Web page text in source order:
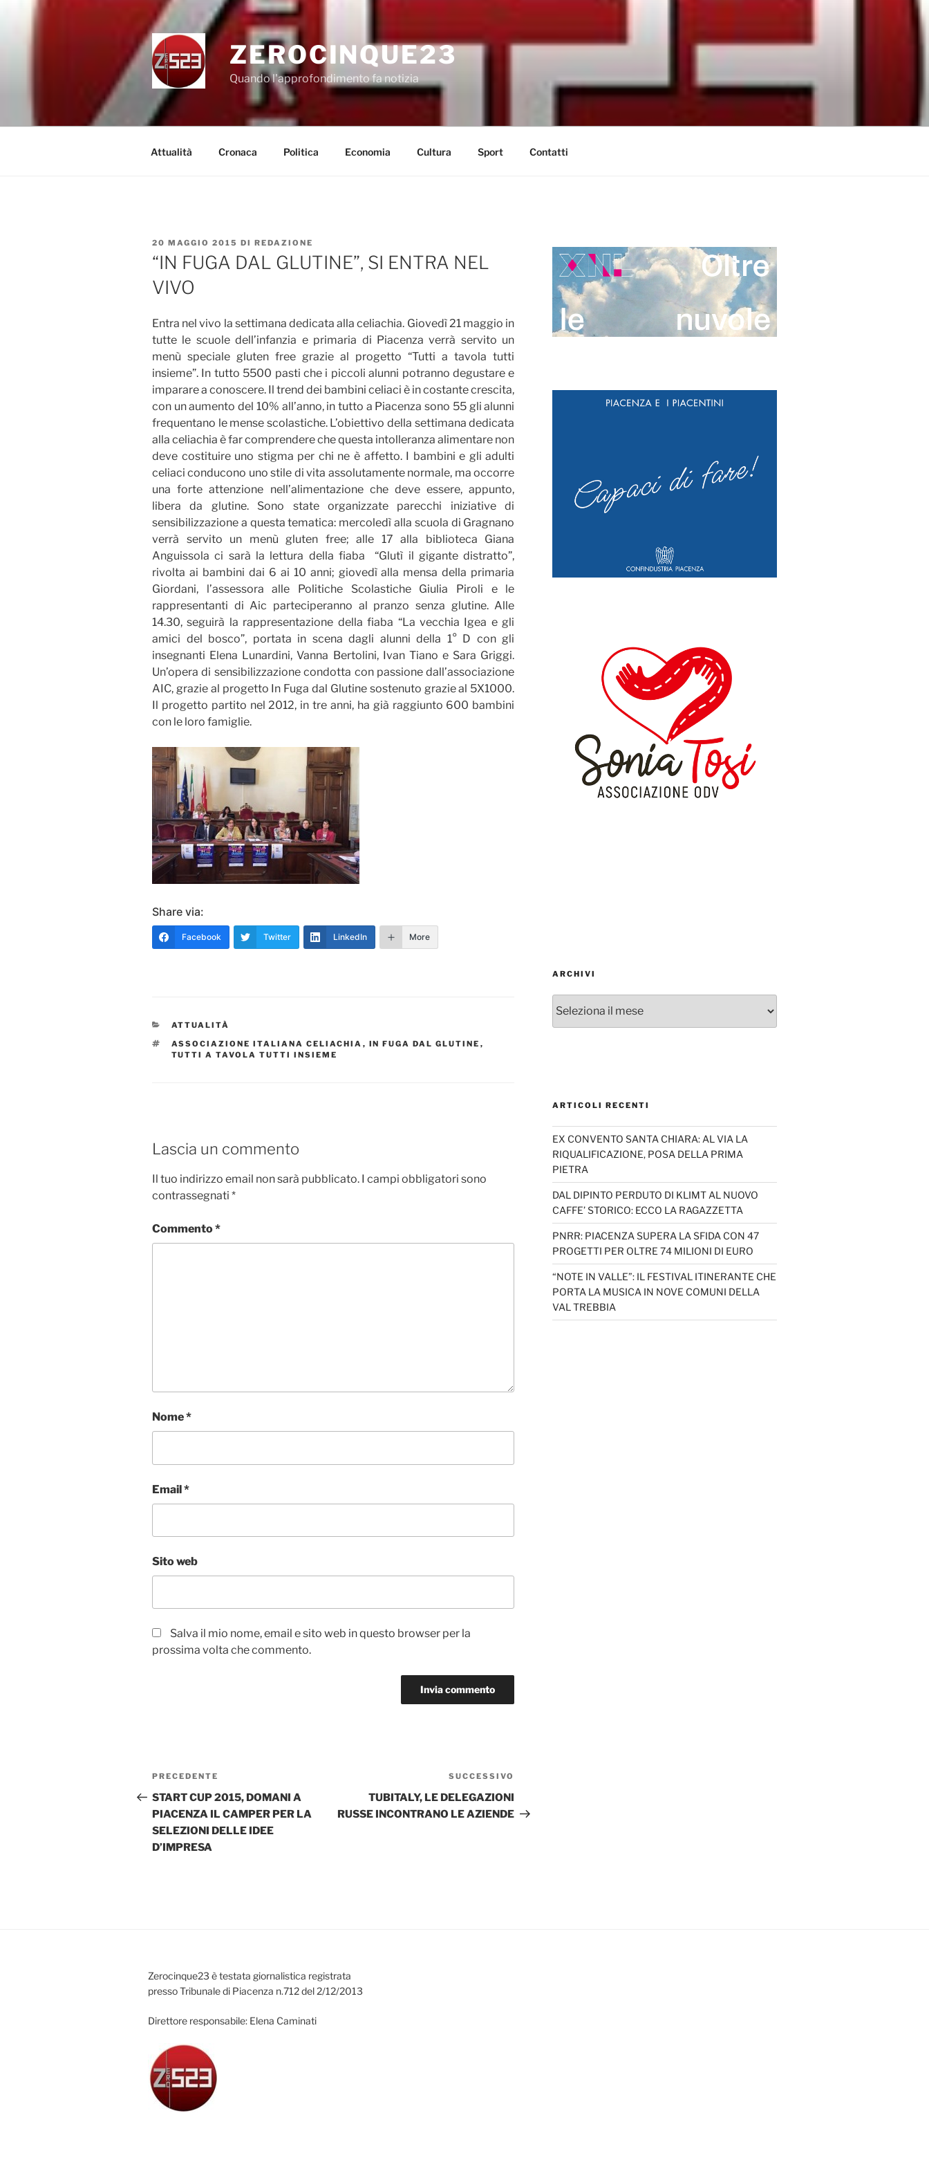
ZEROCINQUE23
Quando l'approfondimento fa notizia
Attualità Cronaca Politica Economia Cultura Sport Contatti
PUBBLICATO
IL
20 MAGGIO 2015 DI REDAZIONE
“IN FUGA DAL GLUTINE”, SI ENTRA NEL
VIVO
Entra nel vivo la settimana dedicata alla celiachia. Giovedì 21 maggio in
tutte le scuole dell’infanzia e primaria di Piacenza verrà servito un
menù speciale gluten free grazie al progetto “Tutti a tavola tutti
insieme”. In tutto 5500 pasti che i piccoli alunni potranno degustare e
imparare a conoscere. Il trend dei bambini celiaci è in costante crescita,
con un aumento del 10% all’anno, in tutto a Piacenza sono 55 gli alunni
frequentano le mense scolastiche. L’obiettivo della settimana dedicata
alla celiachia è far comprendere che questa intolleranza alimentare non
deve costituire uno stigma per chi ne è affetto. I bambini e gli adulti
celiaci conducono uno stile di vita assolutamente normale, ma occorre
una forte attenzione nell’alimentazione che deve essere, appunto,
libera da glutine. Sono state organizzate parecchi iniziative di
sensibilizzazione a questa tematica: mercoledì alla scuola di Gragnano
verrà servito un menù gluten free; alle 17 alla biblioteca Giana
Anguissola ci sarà la lettura della fiaba “Glutì il gigante distratto”,
rivolta ai bambini dai 6 ai 10 anni; giovedì alla mensa della primaria
Giordani, l’assessora alle Politiche Scolastiche Giulia Piroli e le
rappresentanti di Aic parteciperanno al pranzo senza glutine. Alle
14.30, seguirà la rappresentazione della fiaba “La vecchia Igea e gli
amici del bosco”, portata in scena dagli alunni della 1° D con gli
insegnanti Elena Lunardini, Vanna Bertolini, Ivan Tiano e Sara Griggi.
Un’opera di sensibilizzazione condotta con passione dall’associazione
AIC, grazie al progetto In Fuga dal Glutine sostenuto grazie al 5X1000.
Il progetto partito nel 2012, in tre anni, ha già raggiunto 600 bambini
con le loro famiglie.
Share via:
Facebook Twitter LinkedIn More
CATEGORIE
ATTUALITÀ
TAG
ASSOCIAZIONE ITALIANA CELIACHIA , IN FUGA DAL GLUTINE ,
TUTTI A TAVOLA TUTTI INSIEME
Lascia un commento
Il tuo indirizzo email non sarà pubblicato. I campi obbligatori sono
contrassegnati *
Commento*
Nome*
Email*
Sito web
Salva il mio nome, email e sito web in questo browser per la
prossima volta che commento.
Navigazione
articoli
Articolo
precedente:
PRECEDENTE
START CUP 2015, DOMANI A
PIACENZA IL CAMPER PER LA
SELEZIONI DELLE IDEE
D’IMPRESA
SUCCESSIVO
TUBITALY, LE DELEGAZIONI
RUSSE INCONTRANO LE AZIENDE
ARCHIVI
ARTICOLI RECENTI
EX CONVENTO SANTA CHIARA: AL VIA LA
RIQUALIFICAZIONE, POSA DELLA PRIMA
PIETRA
DAL DIPINTO PERDUTO DI KLIMT AL NUOVO
CAFFE’ STORICO: ECCO LA RAGAZZETTA
PNRR: PIACENZA SUPERA LA SFIDA CON 47
PROGETTI PER OLTRE 74 MILIONI DI EURO
“NOTE IN VALLE”: IL FESTIVAL ITINERANTE CHE
PORTA LA MUSICA IN NOVE COMUNI DELLA
VAL TREBBIA
Zerocinque23 è testata giornalistica registrata
presso Tribunale di Piacenza n.712 del 2/12/2013
Direttore responsabile: Elena Caminati